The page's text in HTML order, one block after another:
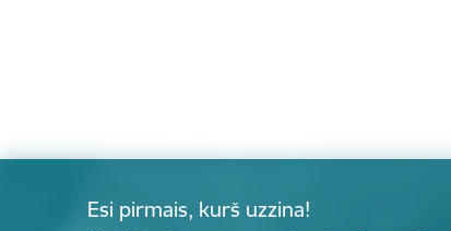
Esi pirmais, kurš uzzina!